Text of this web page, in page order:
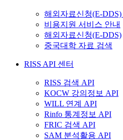
해외자료신청(E-DDS)
비용지원 서비스 안내
해외자료신청(E-DDS)
중국대학 자료 검색
RISS API 센터
RISS 검색 API
KOCW 강의정보 API
WILL 연계 API
Rinfo 통계정보 API
FRIC 검색 API
SAM 분석활용 API